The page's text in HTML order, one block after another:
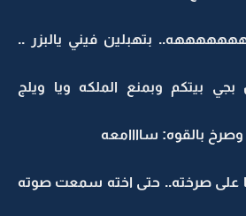
هههههههههه.. بتهبلين فيني يالبزر ..
بيتكم وبمنع الملكه ويا ويلج
بالقوه: ساااامعه
على صرخته.. حتى اخته سمعت صوته